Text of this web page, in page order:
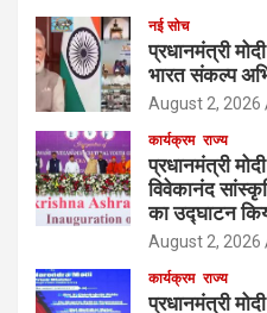
नई सोच
प्रधानमंत्री
भारत संकल्प
August 2, 2026
कार्यक्रम राज्य
प्रधानमंत्री
विवेकानंद
का उद्घाटन
August 2, 2026
कार्यक्रम राज्य
प्रधानमंत्री